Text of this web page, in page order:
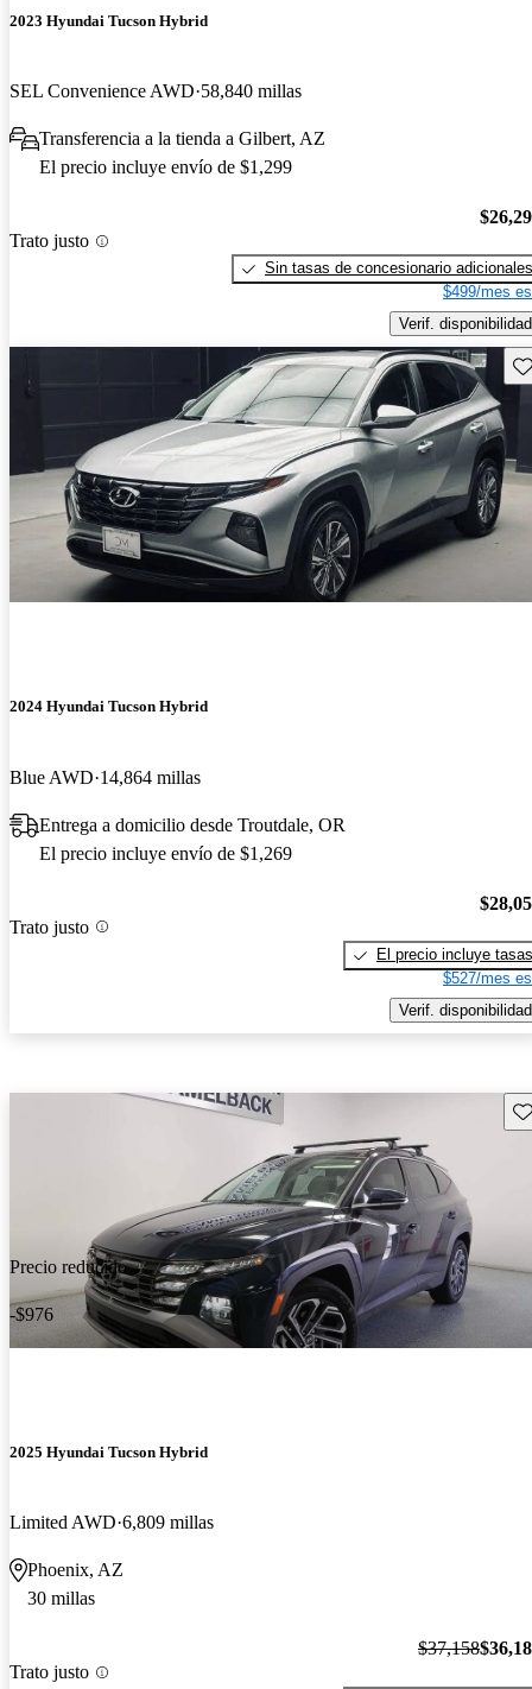
2023 Hyundai Tucson Hybrid
SEL Convenience AWD 58,840 millas
Transferencia a la tienda a Gilbert, AZ
El precio incluye envío de $1,299
Trato justo
Sin tasas de concesionario adicionales
$499/mes
Verif. disponibilidad
2024 Hyundai Tucson Hybrid
Blue AWD 14,864 millas
Entrega a domicilio desde Troutdale, OR
El precio incluye envío de $1,269
Trato justo
El precio incluye tasas
$527/mes
Verif. disponibilidad
Precio reducido
-$976
2025 Hyundai Tucson Hybrid
Limited AWD 6,809 millas
Phoenix, AZ
30 millas
Trato justo
$37,158